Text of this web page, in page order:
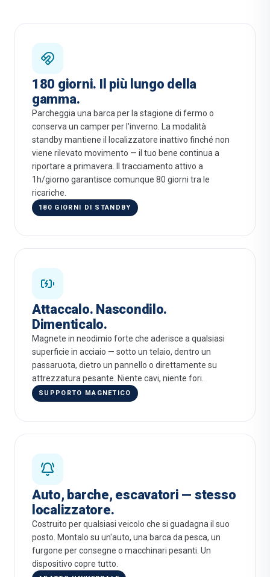
180 giorni. Il più lungo della
gamma.
Parcheggia una barca per la stagione di fermo o
conserva un camper per l'inverno. La modalità
standby mantiene il localizzatore inattivo finché non
viene rilevato movimento — il tuo bene continua a
riportare a primavera. Il tracciamento attivo a
1h/giorno garantisce comunque 80 giorni tra le
ricariche.
180 GIORNI DI STANDBY
Attaccalo. Nascondilo.
Dimenticalo.
Magnete in neodimio forte che aderisce a qualsiasi
superficie in acciaio — sotto un telaio, dentro un
passaruota, dietro un pannello o direttamente su
attrezzatura pesante. Niente cavi, niente fori.
SUPPORTO MAGNETICO
Auto, barche, escavatori — stesso
localizzatore.
Costruito per qualsiasi veicolo che si guadagna il suo
posto. Montalo su un'auto, una barca da pesca, un
furgone per consegne o macchinari pesanti. Un
dispositivo copre tutto.